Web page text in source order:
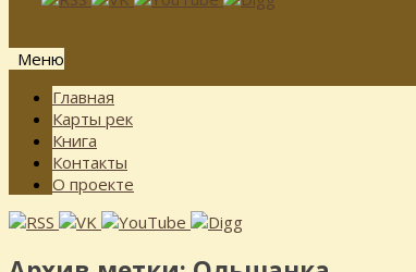
Меню
Перейти
содержимому
Главная
Карты рек
Книга
Контакты
О проекте